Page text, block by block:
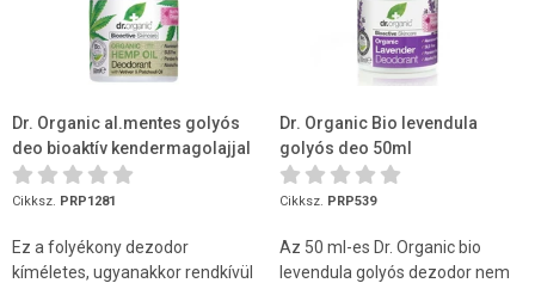
Dr. Organic al.mentes golyós
deo bioaktív kendermagolajjal
50 ml
Cikksz. PRP1281
Ez a folyékony dezodor
kíméletes, ugyanakkor rendkívül
Dr. Organic Bio levendula
golyós deo 50ml
Cikksz. PRP539
Az 50 ml-es Dr. Organic bio
levendula golyós dezodor nem